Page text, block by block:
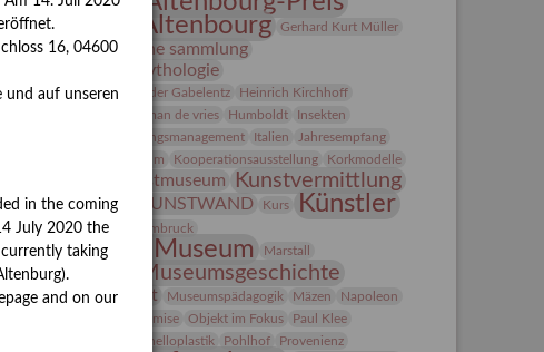
Gerhard Altenbourg
Gerhard Kurt Müller
Grafik grafische sammlung
griechische Mythologie
Hanns-Conon von der Gabelentz Heinrich Kirchhoff
herman de vries Humboldt
Insekten
Integriertes Schädlingsmanagement
Italien
Jahresempfang
Kolosseum Kooperationsausstellung Korkmodelle
Kunstmuseum Kunstvermittlung
Kunst von Kühl KUNSTWAND Kurs Künstler
Künstlerin Lehmbruck
Lindenau-Museum
Marstall
Messeakademie
Museumsgeschichte
Museumsnacht Museumspädagogik Mäzen Napoleon
Neue Remise Objekt im Fokus
Paul Klee
Phelloplastik Pohlhof Provenienz
16, 04600
und auf unseren
in the coming
July 2020 the
currently taking
and on our